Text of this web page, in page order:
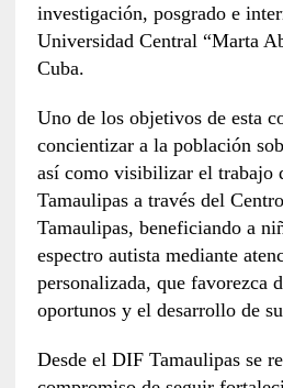
investigación, posgrado e
Universidad Central “Marta
Cuba.
Uno de los objetivos de esta
concientizar a la población
así como visibilizar el trabajo
Tamaulipas a través del
Tamaulipas, beneficiando a
espectro autista mediante
personalizada, que favorezca
oportunos y el desarrollo de
Desde el DIF Tamaulipas se